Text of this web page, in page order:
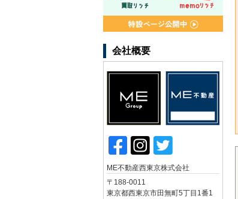
会社概要
ME不動産西東京株式会社
〒188-0011
東京都西東京市田無町5丁目1番1